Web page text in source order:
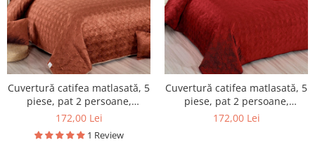
Cuvertură catifea matlasată, 5
piese, pat 2 persoane,
220x240 cm, CC03
172,00 Lei
1 Review
Cuvertură catifea matlasată, 5
piese, pat 2 persoane,
220x240 cm, CC04
172,00 Lei